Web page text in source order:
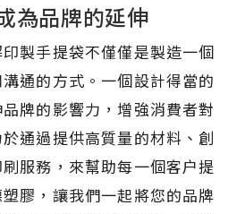
為品牌的延伸
製手提袋不僅僅是製造一個
通的方式。一個設計得當的
牌的影響力，增強消費者對
通過提供高質量的材料、創
服務，來幫助每一個客户提
膠，讓我們一起將您的品牌